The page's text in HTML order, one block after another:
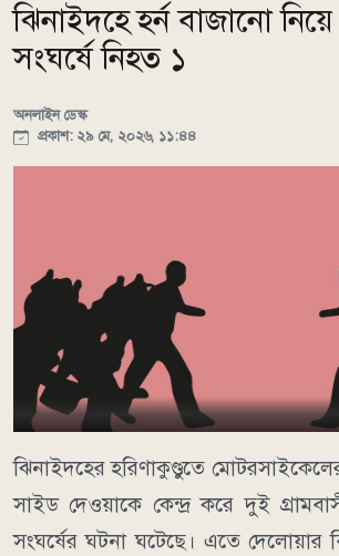
ঝিনাইদহে হর্ন বাজানো নিয়ে
সংঘর্ষে নিহত ১
অনলাইন ডেস্ক
প্রকাশ: ২৯ মে, ২০২৬, ১১:৪৪
ঝিনাইদহের হরিণাকুণ্ডুতে
সাইড দেওয়াকে কেন্দ্র করে দুই
সংঘর্ষের ঘটনা ঘটেছে। এতে দেলোয়ার